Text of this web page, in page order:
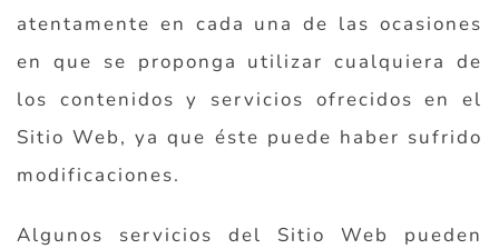
atentamente en cada una de las ocasiones
en que se proponga utilizar cualquiera de
los contenidos y servicios ofrecidos en el
Sitio Web, ya que éste puede haber sufrido
modificaciones.
Algunos servicios del Sitio Web pueden